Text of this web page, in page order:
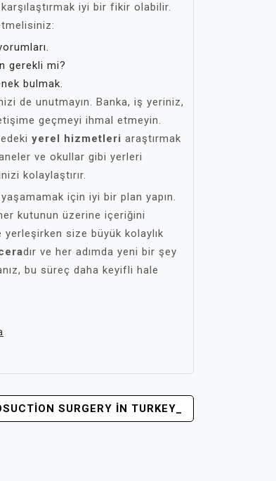
iyi bir fikir olabilir.
gerekli mi?
bulmak.
de unutmayın. Banka, iş yeriniz,
geçmeyi ihmal etmeyin.
yerel hizmetleri araştırmak
ve okullar gibi yerleri
kolaylaştırır.
için iyi bir plan yapın.
kutunun üzerine içeriğini
yerleşirken size büyük kolaylık
dır ve her adımda yeni bir şey
bu süreç daha keyifli hale
SURGERY IN TURKEY_